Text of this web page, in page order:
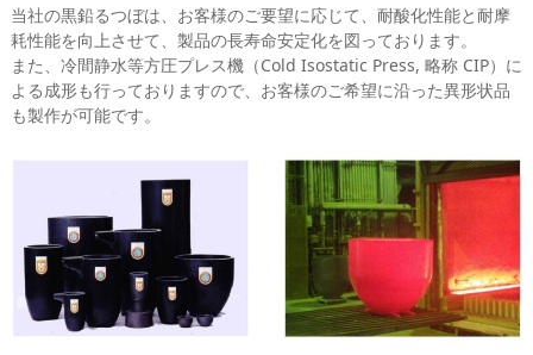
当社の黒鉛るつぼは、お客様のご要望に応じて、耐酸化性能と耐摩
耗性能を向上させて、製品の長寿命安定化を図っております。
また、冷間静水等方圧プレス機（Cold Isostatic Press, 略称 CIP）に
よる成形も行っておりますので、お客様のご希望に沿った異形状品
も製作が可能です。